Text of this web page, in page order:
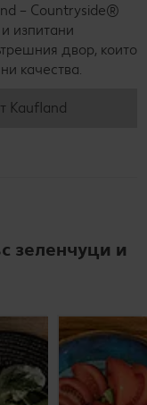
– Countryside®
изпитани
двор, които
качества.
Kaufland
зеленчуци и
и
Салата с
краставици
и катък